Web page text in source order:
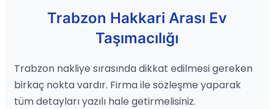
Trabzon Hakkari Arası Ev
Taşımacılığı
Trabzon nakliye sırasında dikkat edilmesi gereken
birkaç nokta vardır. Firma ile sözleşme yaparak
tüm detayları yazılı hale getirmelisiniz.